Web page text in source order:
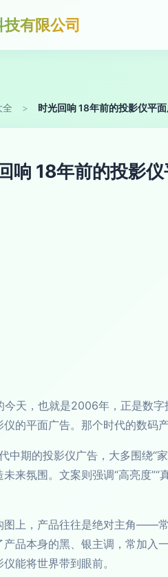
有限公司
全 > 时光回响 18年前的投影仪平
响 18年前的投影
今天，也就是2006年，正是数
仪的平面广告。那个时代的数码
中期的投影仪广告，大多围绕“
未来氛围。文案则强调“高亮度
图上，产品往往是绝对主角——
产品本身的黑、银主调，常加入
能将世界带到眼前。